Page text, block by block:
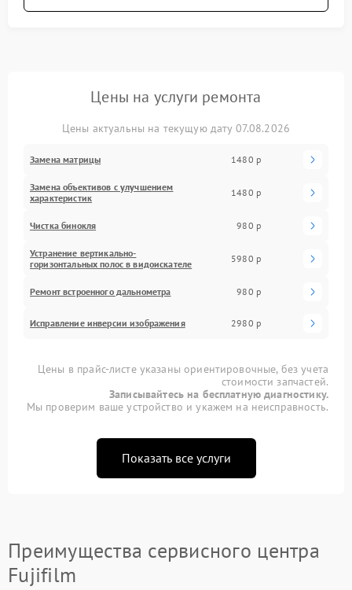
Цены на услуги ремонта
Цены актуальны на текущую дату 07.08.2026
Замена матрицы 1480 р
Замена объективов с улучшением
характеристик
1480 р
Чистка бинокля 980 р
Устранение вертикально-
горизонтальных полос в видоискателе
5980 р
Ремонт встроенного дальнометра 980 р
Исправление инверсии изображения 2980 р
Цены в прайс-листе указаны ориентировочные, без учета
стоимости запчастей.
Записывайтесь на бесплатную диагностику.
Мы проверим ваше устройство и укажем на неисправность.
Показать все услуги
Преимущества сервисного центра
Fujifilm